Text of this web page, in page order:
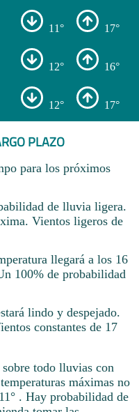
11° 17°
12° 16°
12° 17°
PLAZO
para los próximos
de lluvia ligera.
Vientos ligeros de
llegará a los 16
100% de probabilidad
lindo y despejado.
constantes de 17
todo lluvias con
máximas no
. Hay probabilidad de